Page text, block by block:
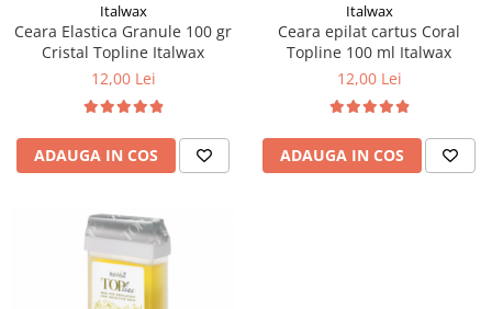
Italwax
Ceara Elastica Granule 100 gr
Cristal Topline Italwax
12,00 Lei
ADAUGA IN COS
Italwax
Ceara epilat cartus Coral
Topline 100 ml Italwax
12,00 Lei
ADAUGA IN COS